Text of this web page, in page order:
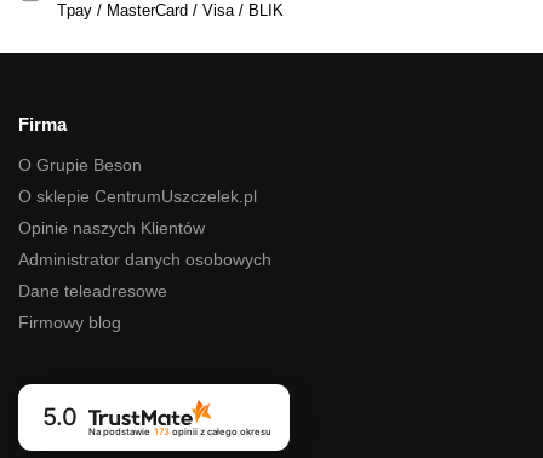
Tpay / MasterCard / Visa / BLIK
Firma
O Grupie Beson
O sklepie CentrumUszczelek.pl
Opinie naszych Klientów
Administrator danych osobowych
Dane teleadresowe
Firmowy blog
5.0
Na podstawie 173opinii z całego okresu